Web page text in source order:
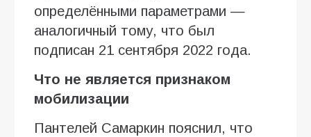
определёнными параметрами —
аналогичный тому, что был
подписан 21 сентября 2022 года.
Что не является признаком
мобилизации
Пантелей Самаркин пояснил, что